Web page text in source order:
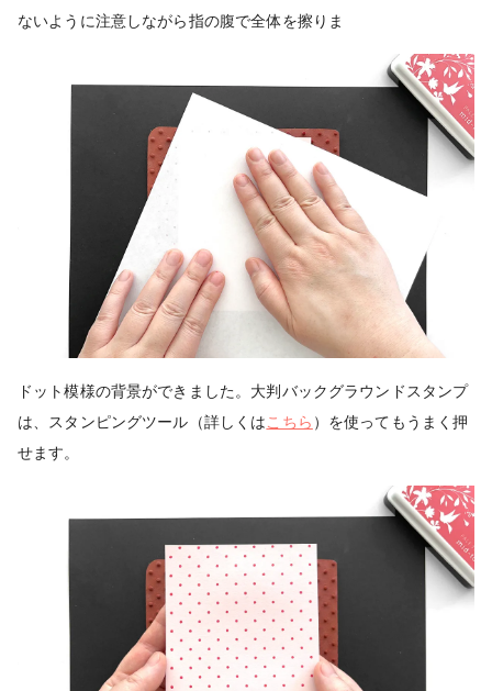
ないように注意しながら指の腹で全体を擦りま
ドット模様の背景ができました。大判バックグラウンドスタンプ
は、スタンピングツール（詳しくはこちら ）を使ってもうまく押
せます。